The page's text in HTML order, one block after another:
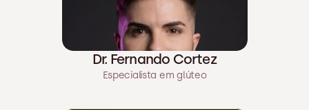
Dr. Fernando Cortez
Especialista em glúteo